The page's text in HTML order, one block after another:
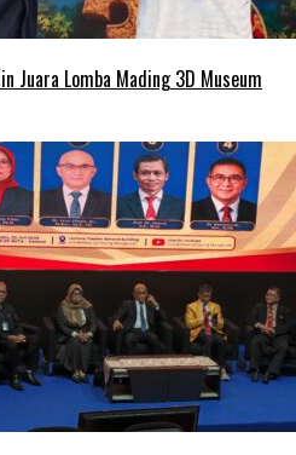
Juara Lomba Mading 3D Museum